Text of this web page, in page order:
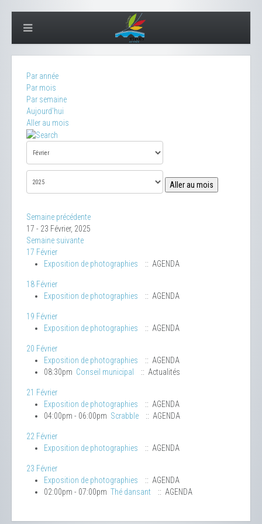
Par année
Par mois
Par semaine
Aujourd'hui
Aller au mois
Aller au mois
Semaine précédente
17 - 23 Février, 2025
Semaine suivante
17 Février
Exposition de photographies
:: AGENDA
18 Février
Exposition de photographies
:: AGENDA
19 Février
Exposition de photographies
:: AGENDA
20 Février
Exposition de photographies
:: AGENDA
08:30pm Conseil municipal :: Actualités
21 Février
Exposition de photographies
:: AGENDA
04:00pm - 06:00pm Scrabble :: AGENDA
22 Février
Exposition de photographies
:: AGENDA
23 Février
Exposition de photographies
:: AGENDA
02:00pm - 07:00pm Thé dansant :: AGENDA